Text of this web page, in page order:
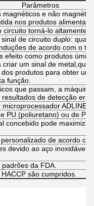
Parâmetros
e não
nos produtos
torná-lo altamente
de circuito duplo:
de acordo com o
efeito como produtos
um sinal de metal,que
produtos para obter
função.
que passam, a
de detecção
ADLINE.
PU (poliuretano) ou de
concebido pode
de acordo
devido ao aço inoxidável
da FDA.
são cumpridos.